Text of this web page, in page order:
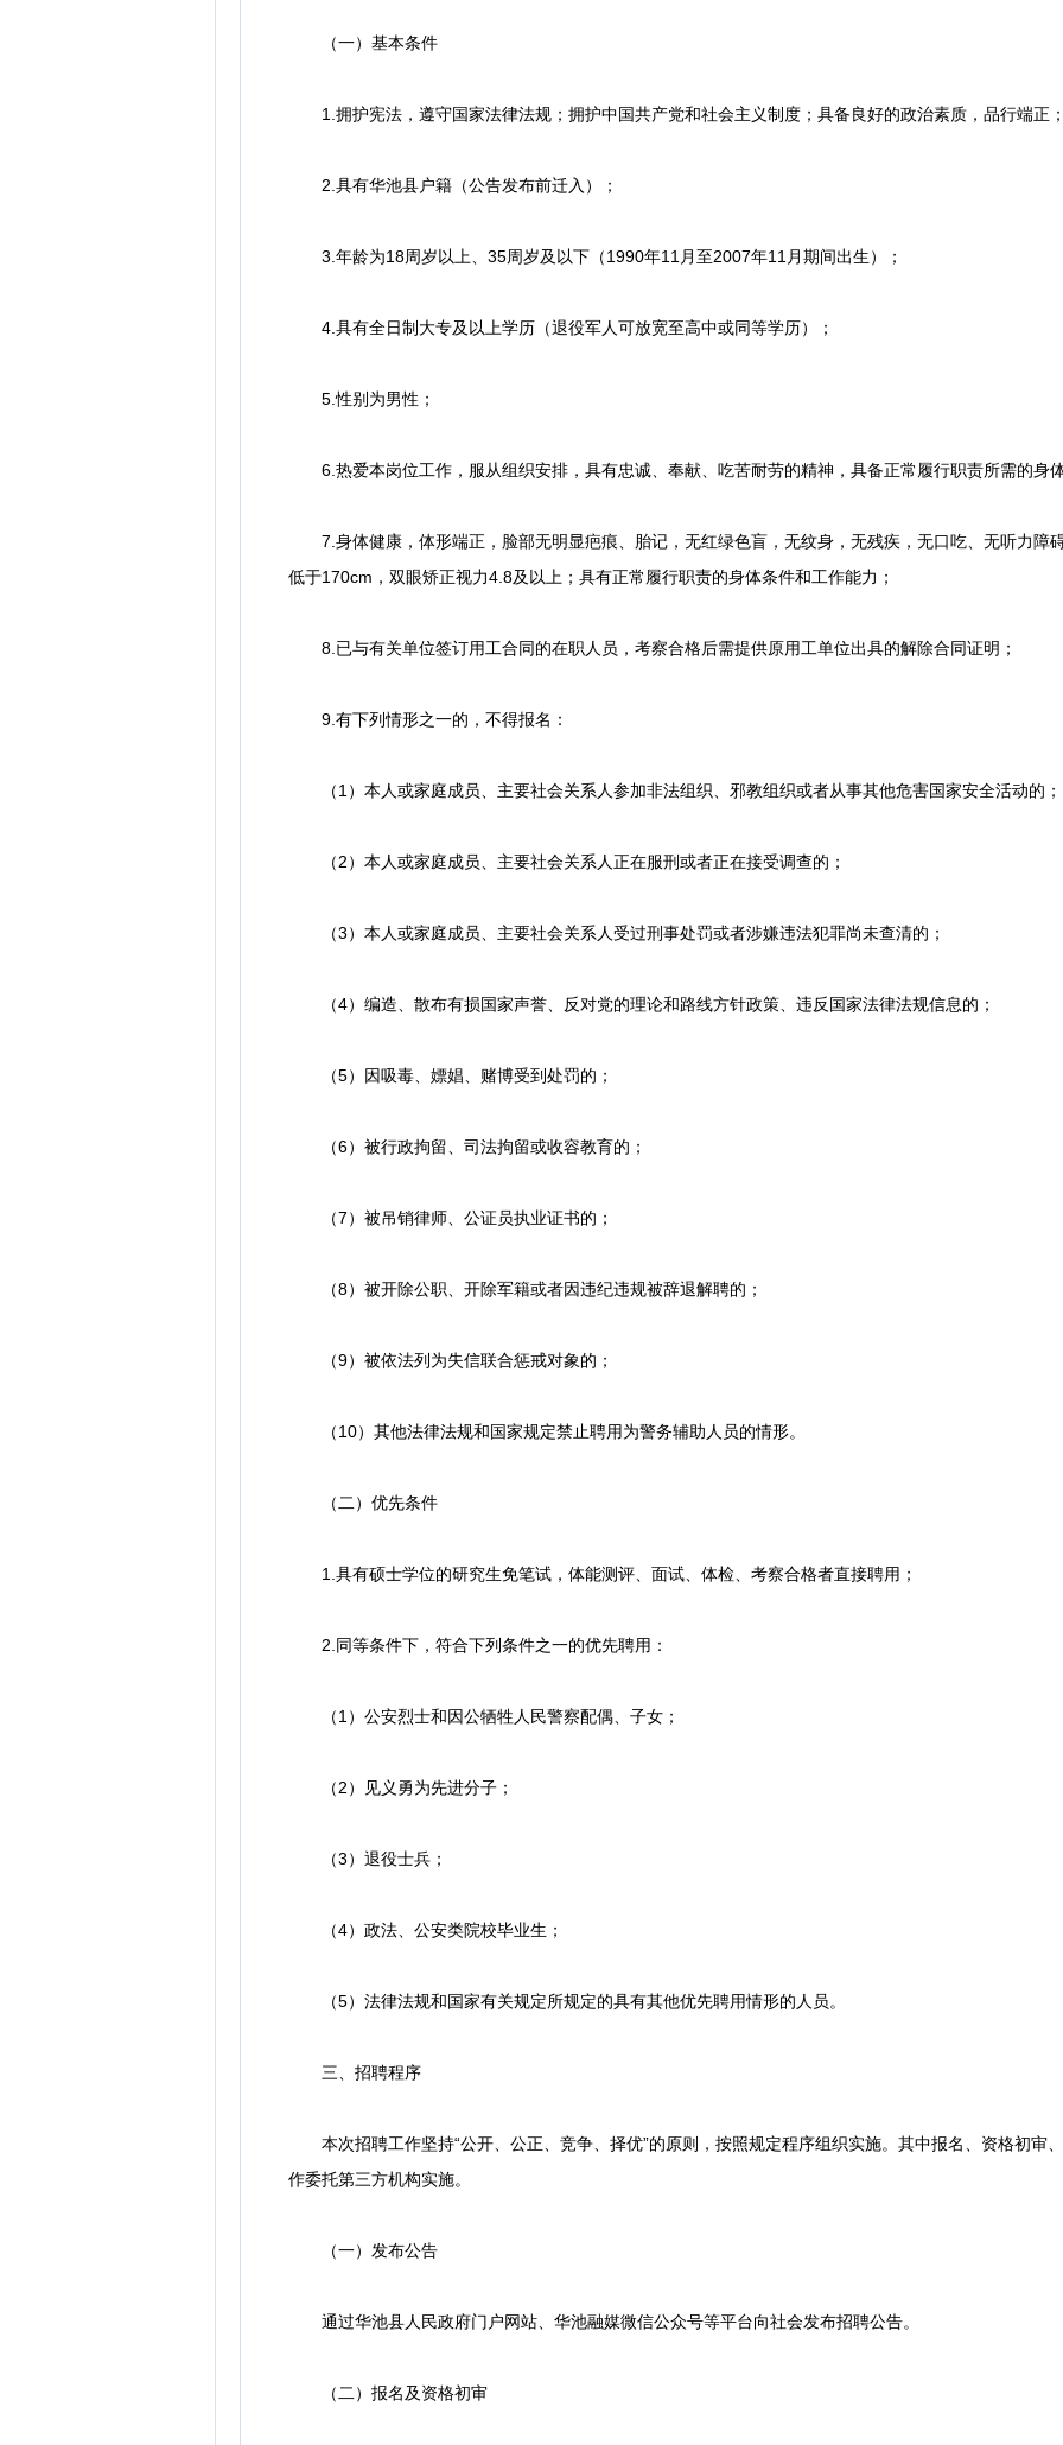
（一）基本条件
1.拥护宪法，遵守国家法律法规；拥护中国共产党和社会主义制度；具备良好的政治素质，品行端正
2.具有华池县户籍（公告发布前迁入）；
3.年龄为18周岁以上、35周岁及以下（1990年11月至2007年11月期间出生）；
4.具有全日制大专及以上学历（退役军人可放宽至高中或同等学历）；
5.性别为男性；
6.热爱本岗位工作，服从组织安排，具有忠诚、奉献、吃苦耐劳的精神，具备正常履行职责所需的身
7.身体健康，体形端正，脸部无明显疤痕、胎记，无红绿色盲，无纹身，无残疾，无口吃、无听力障
低于170cm，双眼矫正视力4.8及以上；具有正常履行职责的身体条件和工作能力；
8.已与有关单位签订用工合同的在职人员，考察合格后需提供原用工单位出具的解除合同证明；
9.有下列情形之一的，不得报名：
（1）本人或家庭成员、主要社会关系人参加非法组织、邪教组织或者从事其他危害国家安全活动的；
（2）本人或家庭成员、主要社会关系人正在服刑或者正在接受调查的；
（3）本人或家庭成员、主要社会关系人受过刑事处罚或者涉嫌违法犯罪尚未查清的；
（4）编造、散布有损国家声誉、反对党的理论和路线方针政策、违反国家法律法规信息的；
（5）因吸毒、嫖娼、赌博受到处罚的；
（6）被行政拘留、司法拘留或收容教育的；
（7）被吊销律师、公证员执业证书的；
（8）被开除公职、开除军籍或者因违纪违规被辞退解聘的；
（9）被依法列为失信联合惩戒对象的；
（10）其他法律法规和国家规定禁止聘用为警务辅助人员的情形。
（二）优先条件
1.具有硕士学位的研究生免笔试，体能测评、面试、体检、考察合格者直接聘用；
2.同等条件下，符合下列条件之一的优先聘用：
（1）公安烈士和因公牺牲人民警察配偶、子女；
（2）见义勇为先进分子；
（3）退役士兵；
（4）政法、公安类院校毕业生；
（5）法律法规和国家有关规定所规定的具有其他优先聘用情形的人员。
三、招聘程序
本次招聘工作坚持“公开、公正、竞争、择优”的原则，按照规定程序组织实施。其中报名、资格初审
作委托第三方机构实施。
（一）发布公告
通过华池县人民政府门户网站、华池融媒微信公众号等平台向社会发布招聘公告。
（二）报名及资格初审